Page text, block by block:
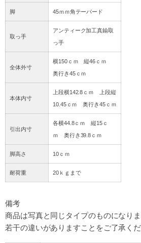
脚 45ｍｍ角テーパード
取っ手
アンティーク加工真鍮取
っ手
全体外寸
横150ｃｍ 縦46ｃｍ
奥行き45ｃｍ
本体内寸
上段横142.8ｃｍ 上段縦
10.45ｃｍ 奥行き45ｃｍ
引出内寸
各横44.8ｃｍ 縦15ｃ
ｍ 奥行き39.8ｃｍ
脚高さ 10ｃｍ
耐荷重 20ｋｇまで
備考
商品は写真と同じタイプのものになりま
若干の違いがありますことをご了承くだ